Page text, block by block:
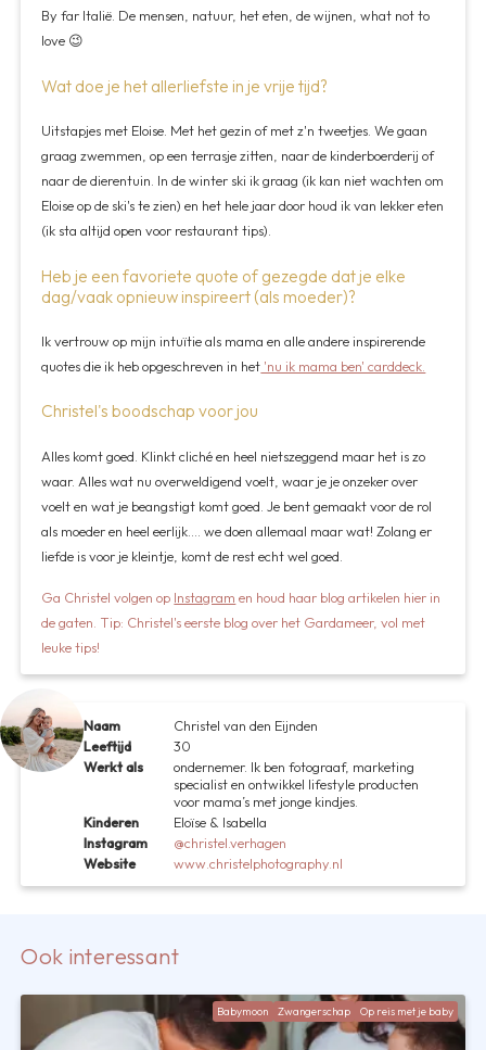
By far Italië. De mensen, natuur, het eten, de wijnen, what not to
love 😉
Wat doe je het allerliefste in je vrije tijd?
Uitstapjes met Eloise. Met het gezin of met z'n tweetjes. We gaan
graag zwemmen, op een terrasje zitten, naar de kinderboerderij of
naar de dierentuin. In de winter ski ik graag (ik kan niet wachten om
Eloise op de ski's te zien) en het hele jaar door houd ik van lekker eten
(ik sta altijd open voor restaurant tips).
Heb je een favoriete quote of gezegde dat je elke
dag/vaak opnieuw inspireert (als moeder)?
Ik vertrouw op mijn intuïtie als mama en alle andere inspirerende
quotes die ik heb opgeschreven in het 'nu ik mama ben' carddeck.
Christel's boodschap voor jou
Alles komt goed. Klinkt cliché en heel nietszeggend maar het is zo
waar. Alles wat nu overweldigend voelt, waar je je onzeker over
voelt en wat je beangstigt komt goed. Je bent gemaakt voor de rol
als moeder en heel eerlijk.... we doen allemaal maar wat! Zolang er
liefde is voor je kleintje, komt de rest echt wel goed.
Ga Christel volgen op Instagram en houd haar blog artikelen hier in
de gaten. Tip: Christel's eerste blog over het Gardameer, vol met
leuke tips!
Naam
Christel van den Eijnden
Leeftijd
30
Werkt als
ondernemer. Ik ben fotograaf, marketing
specialist en ontwikkel lifestyle producten
voor mama’s met jonge kindjes.
Kinderen
Eloïse & Isabella
Instagram
@christel.verhagen
Website
www.christelphotography.nl
Ook interessant
Babymoon Zwangerschap Op reis met je baby